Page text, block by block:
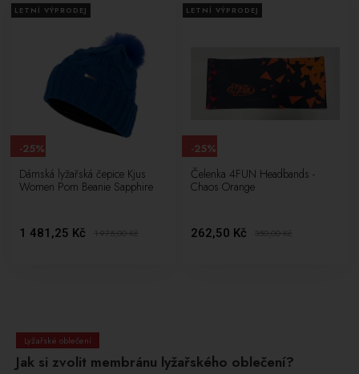
LETNÍ VÝPRODEJ
Dámská lyžařská čepice Kjus
Women Pom Beanie Sapphire
1 481,25 Kč 1 975,00Kč
-25%
LETNÍ VÝPRODEJ
Čelenka 4FUN Headbands -
Chaos Orange
262,50 Kč 350,00Kč
-25%
Lyžařské oblečení
Jak si zvolit membránu lyžařského oblečení?